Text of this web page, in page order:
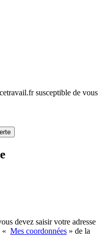
susceptible de vous
devez saisir votre adresse
« Mes coordonnées » de la